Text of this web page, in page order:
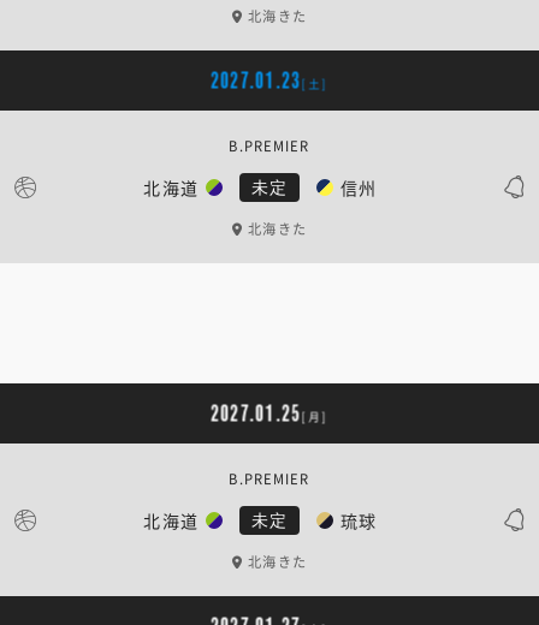
北海きた
2027.01.23[土]
北海道 未定 信州
B.PREMIER
北海きた
2027.01.25[月]
北海道 未定 琉球
B.PREMIER
北海きた